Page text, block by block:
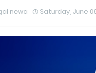
newa Saturday, June